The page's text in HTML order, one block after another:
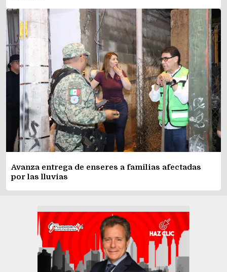
Avanza entrega de enseres a familias afectadas
por las lluvias